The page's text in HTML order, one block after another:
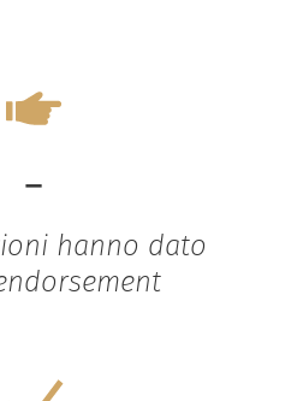
-
hanno dato